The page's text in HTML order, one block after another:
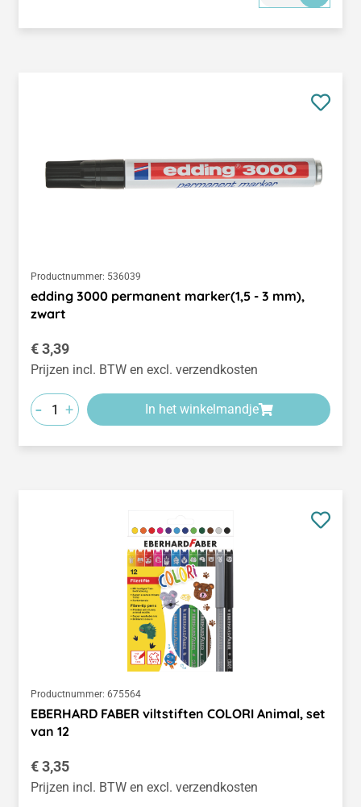
Productnummer: 536039
edding 3000 permanent marker(1,5 - 3 mm),
zwart
Normale prijs:
€ 3,39
Prijzen incl. BTW en excl. verzendkosten
- + In het winkelmandje
Productnummer: 675564
EBERHARD FABER viltstiften COLORI Animal, set
van 12
Normale prijs:
€ 3,35
Prijzen incl. BTW en excl. verzendkosten